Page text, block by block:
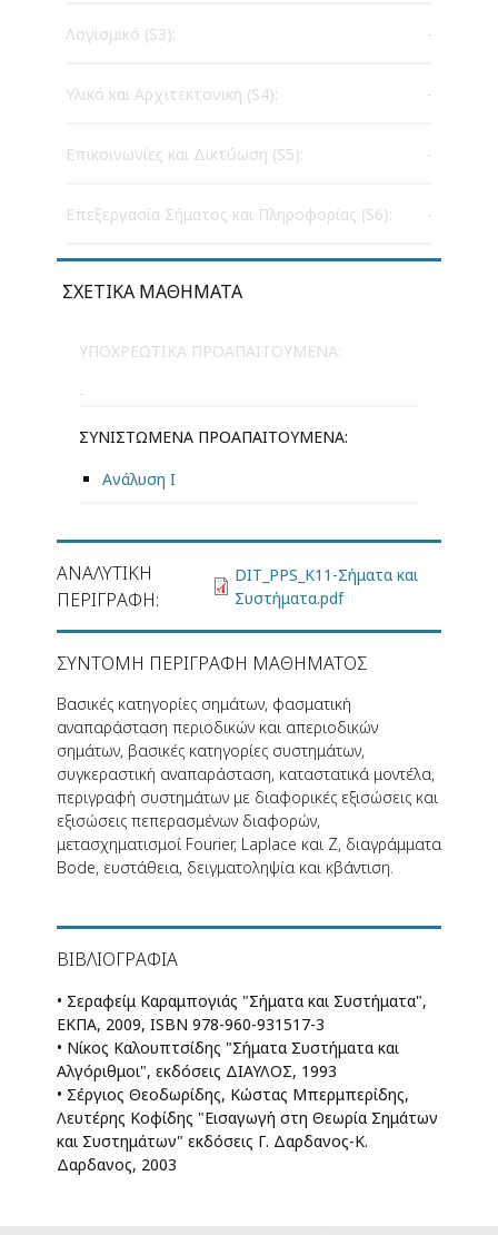
Λογισμικό (S3): -
Υλικό και Αρχιτεκτονική (S4): -
Επικοινωνίες και Δικτύωση (S5): -
Επεξεργασία Σήματος και Πληροφορίας (S6): -
ΣΧΕΤΙΚΆ ΜΑΘΉΜΑΤΑ
ΥΠΟΧΡΕΩΤΙΚΆ ΠΡΟΑΠΑΙΤΟΎΜΕΝΑ:
-
ΣΥΝΙΣΤΏΜΕΝΑ ΠΡΟΑΠΑΙΤΟΎΜΕΝΑ:
Ανάλυση Ι
ΑΝΑΛΥΤΙΚΉ
ΠΕΡΙΓΡΑΦΉ
DIT_PPS_K11-Σήματα και
Συστήματα.pdf
ΣΎΝΤΟΜΗ ΠΕΡΙΓΡΑΦΉ ΜΑΘΉΜΑΤΟΣ
Βασικές κατηγορίες σημάτων, φασματική
αναπαράσταση περιοδικών και απεριοδικών
σημάτων, βασικές κατηγορίες συστημάτων,
συγκεραστική αναπαράσταση, καταστατικά μοντέλα,
περιγραφή συστημάτων με διαφορικές εξισώσεις και
εξισώσεις πεπερασμένων διαφορών,
μετασχηματισμοί Fourier, Laplace και Z, διαγράμματα
Bode, ευστάθεια, δειγματοληψία και κβάντιση.
ΒΙΒΛΙΟΓΡΑΦΊΑ
• Σεραφείμ Καραμπογιάς "Σήματα και Συστήματα",
ΕΚΠΑ, 2009, ISBN 978-960-931517-3
• Νίκος Καλουπτσίδης "Σήματα Συστήματα και
Αλγόριθμοι", εκδόσεις ΔΙΑΥΛΟΣ, 1993
• Σέργιος Θεοδωρίδης, Κώστας Μπερμπερίδης,
Λευτέρης Κοφίδης "Εισαγωγή στη Θεωρία Σημάτων
και Συστημάτων" εκδόσεις Γ. Δαρδανος-Κ.
Δαρδανος, 2003